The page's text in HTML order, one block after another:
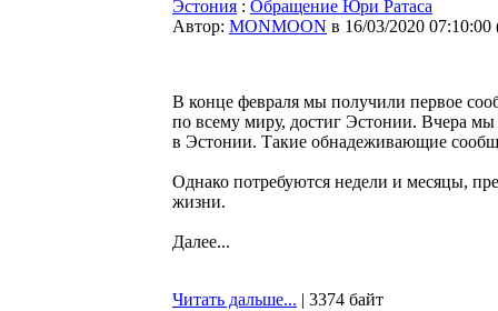
Эстония : Обращение Юри Ратаса
Автор: MONMOON в 16/03/2020 07:10:00
В конце февраля мы получили первое
по всему миру, достиг Эстонии. Вчера
в Эстонии. Такие обнадеживающие
Однако потребуются недели и месяцы,
жизни.
Далее...
Читать дальше... | 3374 байт